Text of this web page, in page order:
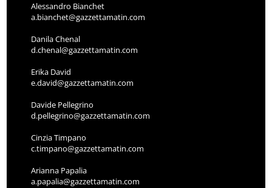
Alessandro Bianchet
a.bianchet@gazzettamatin.com
Danila Chenal
d.chenal@gazzettamatin.com
Erika David
e.david@gazzettamatin.com
Davide Pellegrino
d.pellegrino@gazzettamatin.com
Cinzia Timpano
c.timpano@gazzettamatin.com
Arianna Papalia
a.papalia@gazzettamatin.com